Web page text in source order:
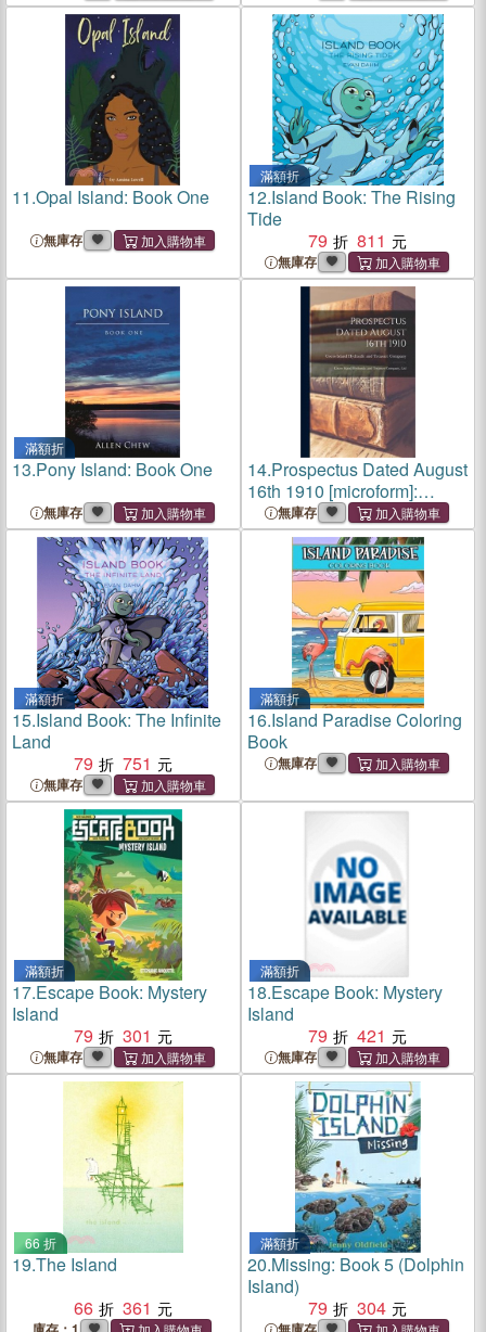
11.Opal Island: Book One
無庫存
滿額折
12.Island Book: The Rising
Tide
79
811
無庫存
滿額折
13.Pony Island: Book One
無庫存
14.Prospectus Dated August
16th 1910 [microform]:
Cocos Island Hydraulic and
Treasure Company, Ltd
無庫存
滿額折
15.Island Book: The Infinite
Land
79
751
無庫存
滿額折
16.Island Paradise Coloring
Book
無庫存
滿額折
17.Escape Book: Mystery
Island
79
301
無庫存
滿額折
18.Escape Book: Mystery
Island
79
421
無庫存
66 折
19.The Island
66
361
滿額折
20.Missing: Book 5 (Dolphin
Island)
79
304